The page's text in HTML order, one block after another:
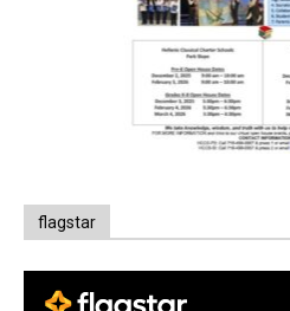
flagstar